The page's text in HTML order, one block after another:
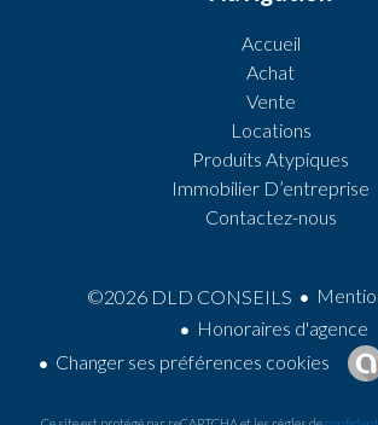
Accueil
Achat
Vente
Locations
Produits Atypiques
Immobilier D’entreprise
Contactez-nous
©2026 DLD CONSEILS
Honoraires d'agence
Changer ses préférences cookies